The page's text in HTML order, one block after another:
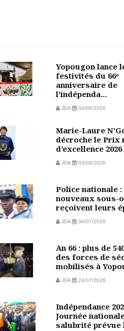
Yopougon lance
festivités du 66ᵉ
anniversaire de
l’indépenda...
JDA 04/08/2026
Marie-Laure
décroche le Prix
d’excellence
JDA 03/08/2026
Police nationale :
nouveaux sous-
reçoivent leurs
JDA 30/07/2026
An 66 : plus de
des forces de
mobilisés à
JDA 24/07/2026
Indépendance
Journée
salubrité prévue